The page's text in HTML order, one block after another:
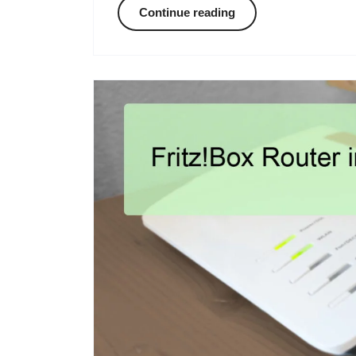
Continue reading